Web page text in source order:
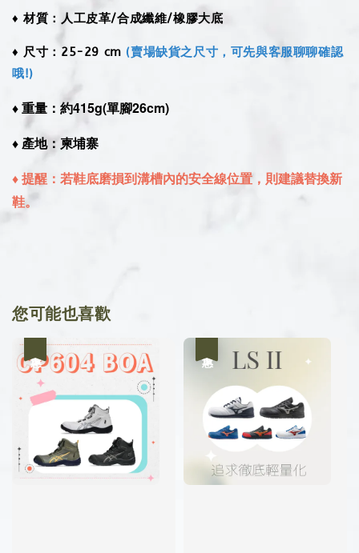
♦︎ 材質：人工皮革/合成纖維/橡膠大底
♦︎ 尺寸：25-29 cm (賣場缺貨之尺寸，可先與客服聊聊確認
哦!)
♦︎ 重量：約415g(單腳26cm)
♦︎ 產地：柬埔寨
♦︎ 提醒：若鞋底磨損到溝槽內的安全線位置，則建議替換新
鞋。
您可能也喜歡